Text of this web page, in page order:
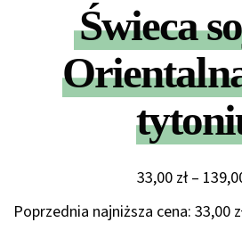
Świeca
33,00 zł –
Poprzednia najniższa cena: 33,00